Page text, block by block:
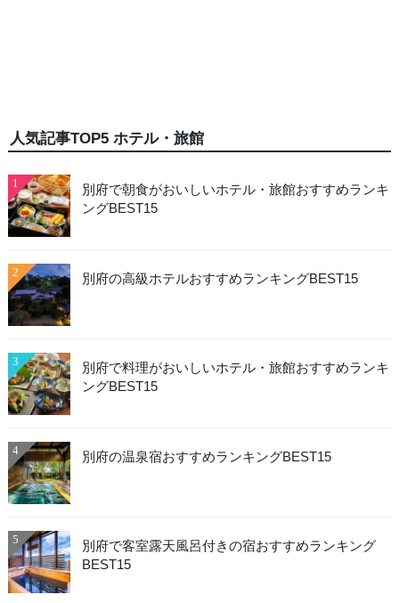
人気記事TOP5 ホテル・旅館
1
別府で朝食がおいしいホテル・旅館おすすめランキ
ングBEST15
2 別府の高級ホテルおすすめランキングBEST15
3
別府で料理がおいしいホテル・旅館おすすめランキ
ングBEST15
4 別府の温泉宿おすすめランキングBEST15
5
別府で客室露天風呂付きの宿おすすめランキング
BEST15